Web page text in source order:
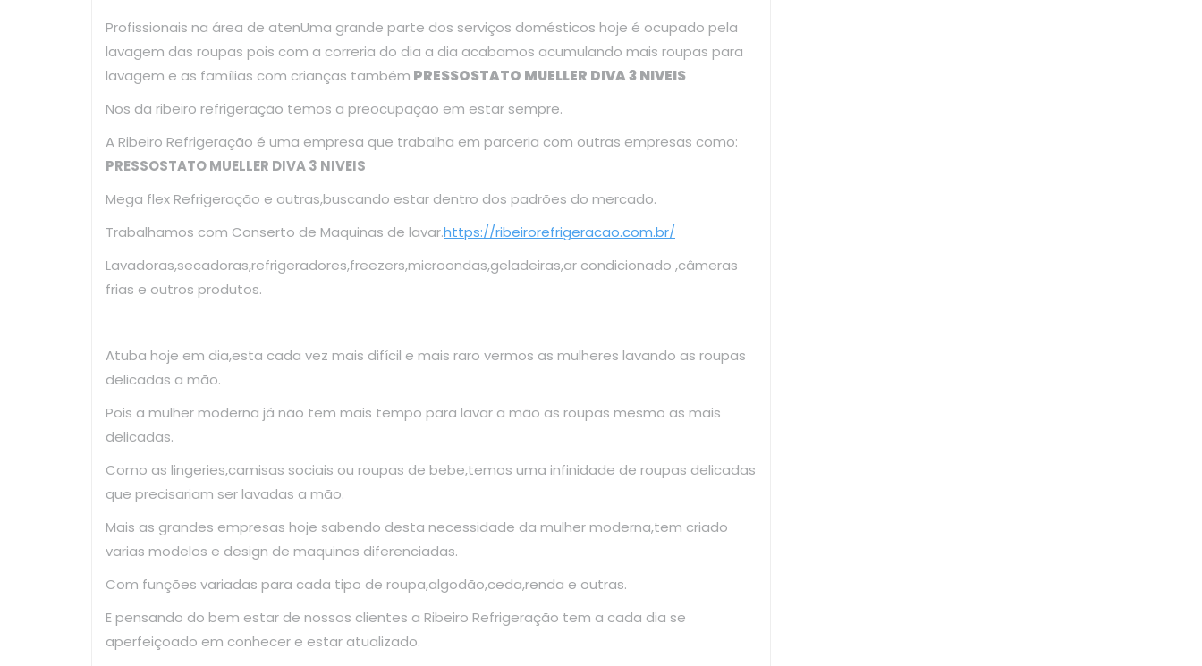
Profissionais na área de atenUma grande parte dos serviços domésticos hoje é ocupado pela
lavagem das roupas pois com a correria do dia a dia acabamos acumulando mais roupas para
lavagem e as famílias com crianças também PRESSOSTATO MUELLER DIVA 3 NIVEIS
Nos da ribeiro refrigeração temos a preocupação em estar sempre.
A Ribeiro Refrigeração é uma empresa que trabalha em parceria com outras empresas como:
PRESSOSTATO MUELLER DIVA 3 NIVEIS
Mega flex Refrigeração e outras,buscando estar dentro dos padrões do mercado.
Trabalhamos com Conserto de Maquinas de lavar.https://ribeirorefrigeracao.com.br/
Lavadoras,secadoras,refrigeradores,freezers,microondas,geladeiras,ar condicionado ,câmeras
frias e outros produtos.
Atuba hoje em dia,esta cada vez mais difícil e mais raro vermos as mulheres lavando as roupas
delicadas a mão.
Pois a mulher moderna já não tem mais tempo para lavar a mão as roupas mesmo as mais
delicadas.
Como as lingeries,camisas sociais ou roupas de bebe,temos uma infinidade de roupas delicadas
que precisariam ser lavadas a mão.
Mais as grandes empresas hoje sabendo desta necessidade da mulher moderna,tem criado
varias modelos e design de maquinas diferenciadas.
Com funções variadas para cada tipo de roupa,algodão,ceda,renda e outras.
E pensando do bem estar de nossos clientes a Ribeiro Refrigeração tem a cada dia se
aperfeiçoado em conhecer e estar atualizado.